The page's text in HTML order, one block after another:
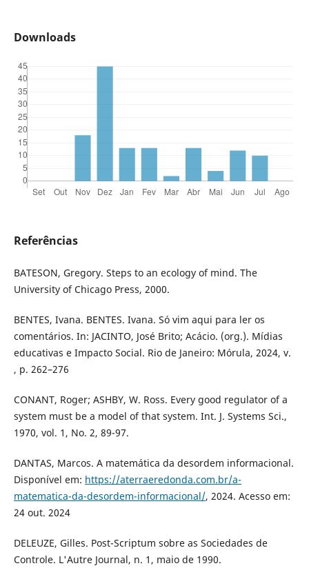
Downloads
Referências
BATESON, Gregory. Steps to an ecology of mind. The
University of Chicago Press, 2000.
BENTES, Ivana. BENTES. Ivana. Só vim aqui para ler os
comentários. In: JACINTO, José Brito; Acácio. (org.). Mídias
educativas e Impacto Social. Rio de Janeiro: Mórula, 2024, v.
, p. 262–276
CONANT, Roger; ASHBY, W. Ross. Every good regulator of a
system must be a model of that system. Int. J. Systems Sci.,
1970, vol. 1, No. 2, 89-97.
DANTAS, Marcos. A matemática da desordem informacional.
Disponível em: https://aterraeredonda.com.br/a-
matematica-da-desordem-informacional/, 2024. Acesso em:
24 out. 2024
DELEUZE, Gilles. Post-Scriptum sobre as Sociedades de
Controle. L'Autre Journal, n. 1, maio de 1990.